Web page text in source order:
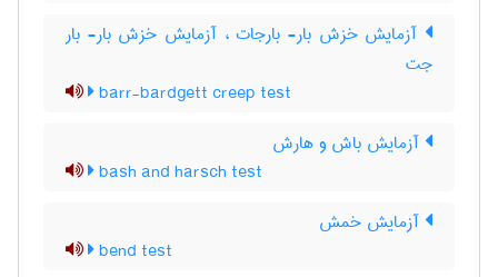
آزمایش خزش بار- بارجات ، آزمایش خزش بار- بار
جت
barr-bardgett creep test
آزمایش باش و هارش
bash and harsch test
آزمایش خمش
bend test